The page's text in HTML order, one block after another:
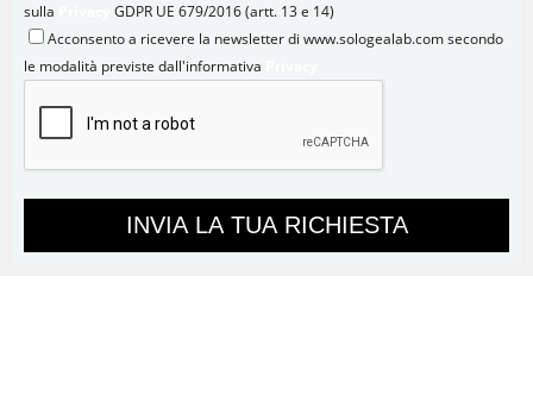
sulla
GDPR UE 679/2016 (artt. 13 e 14)
Acconsento a ricevere la newsletter di www.sologealab.com secondo
le modalità previste dall'informativa